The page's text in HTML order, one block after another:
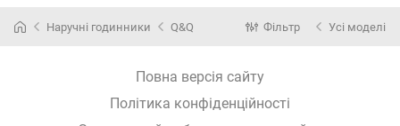
Наручні годинники Q&Q Фільтр Усі моделі
Повна версія сайту
Політика конфіденційності